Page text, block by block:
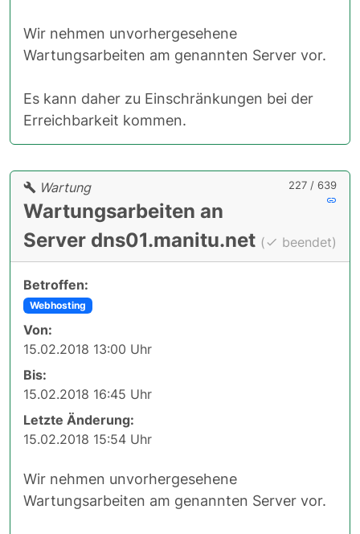
Wir nehmen unvorhergesehene
Wartungsarbeiten am genannten Server vor.
Es kann daher zu Einschränkungen bei der
Erreichbarkeit kommen.
227 / 639
Wartung
Wartungsarbeiten an
Server dns01.manitu.net ( beendet)
Betroffen:
Webhosting
Von:
15.02.2018 13:00 Uhr
Bis:
15.02.2018 16:45 Uhr
Letzte Änderung:
15.02.2018 15:54 Uhr
Wir nehmen unvorhergesehene
Wartungsarbeiten am genannten Server vor.